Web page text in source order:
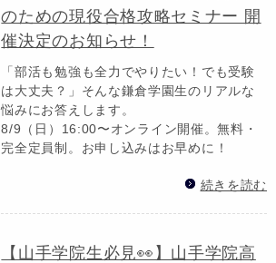
のための現役合格攻略セミナー 開
催決定のお知らせ！
「部活も勉強も全力でやりたい！でも受験
は大丈夫？」そんな鎌倉学園生のリアルな
悩みにお答えします。
8/9（日）16:00〜オンライン開催。無料・
完全定員制。お申し込みはお早めに！
続きを読む
【山手学院生必見👀】山手学院高